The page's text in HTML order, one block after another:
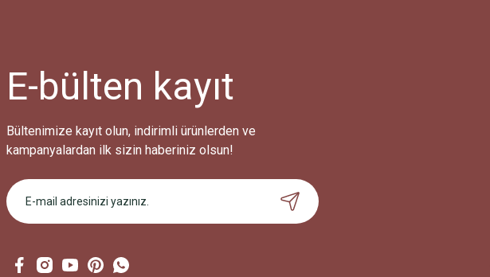
Bu ürüne benzer farklı alternatifler olmalı.
E-bülten kayıt
Bültenimize kayıt olun, indirimli ürünlerden ve
kampanyalardan ilk sizin haberiniz olsun!